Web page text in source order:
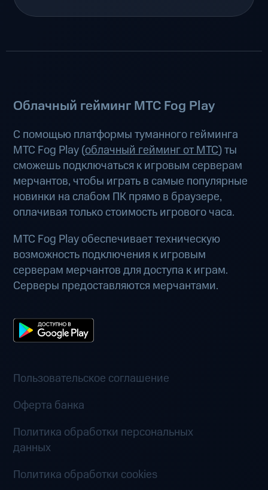
Облачный гейминг МТС Fog Play
С помощью платформы туманного гейминга
МТС Fog Play (облачный гейминг от МТС) ты
сможешь подключаться к игровым серверам
мерчантов, чтобы играть в самые популярные
новинки на слабом ПК прямо в браузере,
оплачивая только стоимость игрового часа.
МТС Fog Play обеспечивает техническую
возможность подключения к игровым
серверам мерчантов для доступа к играм.
Серверы предоставляются мерчантами.
Пользовательское соглашение
Оферта банка
Политика обработки персональных
данных
Политика обработки cookies